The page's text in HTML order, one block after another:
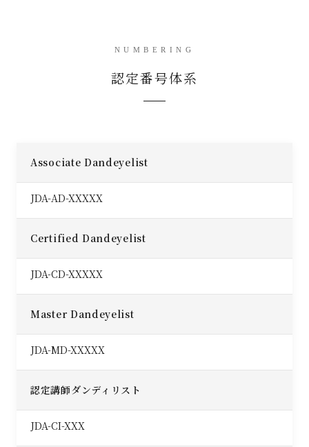
NUMBERING
認定番号体系
Associate Dandeyelist
JDA-AD-XXXXX
Certified Dandeyelist
JDA-CD-XXXXX
Master Dandeyelist
JDA-MD-XXXXX
認定講師ダンディリスト
JDA-CI-XXX